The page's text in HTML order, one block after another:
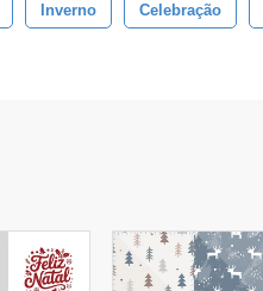
Inverno Celebração